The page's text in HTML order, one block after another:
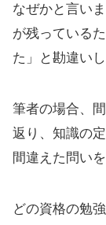
なぜかと言い
が残っている
た」と勘違い
筆者の場合、
返り、知識の
間違えた問い
どの資格の勉